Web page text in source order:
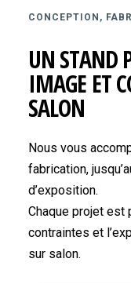
CONCEPTION,
UN STAND
IMAGE ET
SALON
Nous vous
fabrication,
d’exposition.
Chaque projet
contraintes et
sur salon.